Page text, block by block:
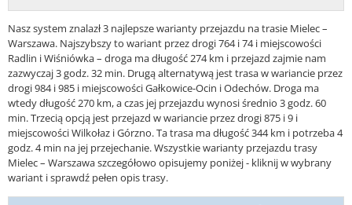
Nasz system znalazł 3 najlepsze warianty przejazdu na trasie Mielec –
Warszawa. Najszybszy to wariant przez drogi 764 i 74 i miejscowości
Radlin i Wiśniówka – droga ma długość 274 km i przejazd zajmie nam
zazwyczaj 3 godz. 32 min. Drugą alternatywą jest trasa w wariancie przez
drogi 984 i 985 i miejscowości Gałkowice-Ocin i Odechów. Droga ma
wtedy długość 270 km, a czas jej przejazdu wynosi średnio 3 godz. 60
min. Trzecią opcją jest przejazd w wariancie przez drogi 875 i 9 i
miejscowości Wilkołaz i Górzno. Ta trasa ma długość 344 km i potrzeba 4
godz. 4 min na jej przejechanie. Wszystkie warianty przejazdu trasy
Mielec – Warszawa szczegółowo opisujemy poniżej - kliknij w wybrany
wariant i sprawdź pełen opis trasy.